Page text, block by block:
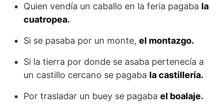
Quien vendía un caballo en la feria pagaba la
cuatropea.
Si se pasaba por un monte, el montazgo.
Si la tierra por donde se asaba pertenecía a
un castillo cercano se pagaba la castillería.
Por trasladar un buey se pagaba el boalaje.